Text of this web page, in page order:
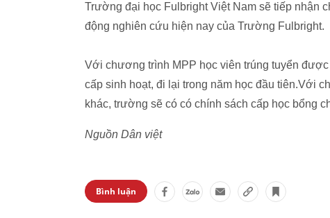
Trường đại học Fulbright Việt Nam sẽ tiếp nhận
động nghiên cứu hiện nay của Trường Fulbright.
Với chương trình MPP học viên trúng tuyển
cấp sinh hoạt, đi lại trong năm học đầu tiên.Với
khác, trường sẽ có có chính sách cấp học bổng
Nguồn Dân việt
Bình luận